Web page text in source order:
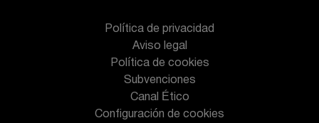
Política de privacidad
Aviso legal
Política de cookies
Subvenciones
Canal Ético
Configuración de cookies